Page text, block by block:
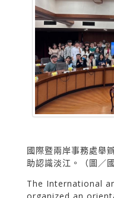
國際暨兩岸事務處舉
助認識淡江。（圖／
The International